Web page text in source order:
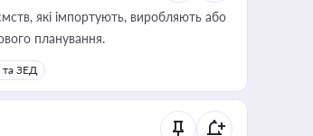
які імпортують, виробляють або
планування.
ЗЕД